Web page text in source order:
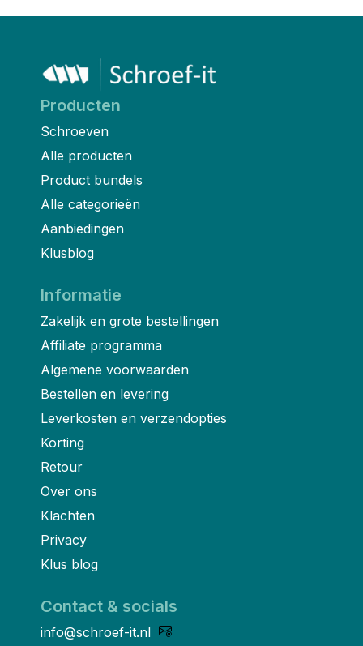
Producten
Schroeven
Alle producten
Product bundels
Alle categorieën
Aanbiedingen
Klusblog
Informatie
Zakelijk en grote bestellingen
Affiliate programma
Algemene voorwaarden
Bestellen en levering
Leverkosten en verzendopties
Korting
Retour
Over ons
Klachten
Privacy
Klus blog
Contact & socials
info@schroef-it.nl